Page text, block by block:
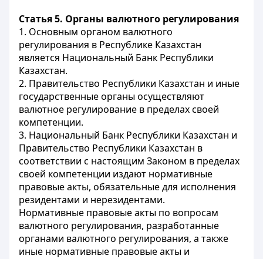
Статья 5. Органы валютного регулирования
1. Основным органом валютного
регулирования в Республике Казахстан
является Национальный Банк Республики
Казахстан.
2. Правительство Республики Казахстан и иные
государственные органы осуществляют
валютное регулирование в пределах своей
компетенции.
3. Национальный Банк Республики Казахстан и
Правительство Республики Казахстан в
соответствии с настоящим Законом в пределах
своей компетенции издают нормативные
правовые акты, обязательные для исполнения
резидентами и нерезидентами.
Нормативные правовые акты по вопросам
валютного регулирования, разработанные
органами валютного регулирования, а также
иные нормативные правовые акты и